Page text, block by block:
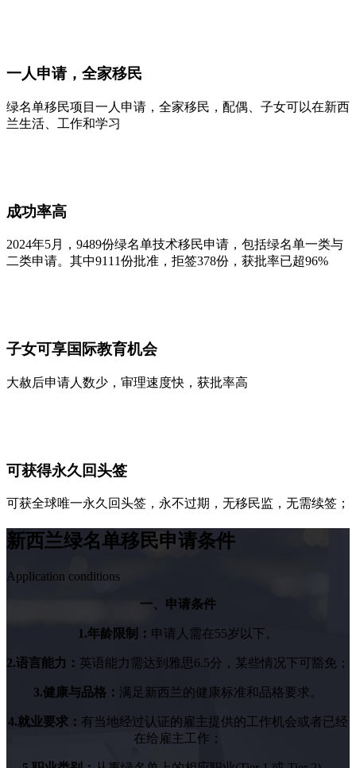
一人申请，全家移民
绿名单移民项目一人申请，全家移民，配偶、子女可以在新西
兰生活、工作和学习
成功率高
2024年5月，9489份绿名单技术移民申请，包括绿名单一类与
二类申请。其中9111份批准，拒签378份，获批率已超96%
子女可享国际教育机会
大赦后申请人数少，审理速度快，获批率高
可获得永久回头签
可获全球唯一永久回头签，永不过期，无移民监，无需续签；
新西兰绿名单移民申请条件
Application conditions
一、申请条件
1.年龄限制： 申请人需在55岁以下。
2.语言能力： 英语能力需达到雅思6.5分，某些情况下可豁免；
3.健康与品格： 满足新西兰的健康标准和品格要求。
4.就业要求： 有当地经过认证的雇主提供的工作机会或者已经
在给雇主工作；